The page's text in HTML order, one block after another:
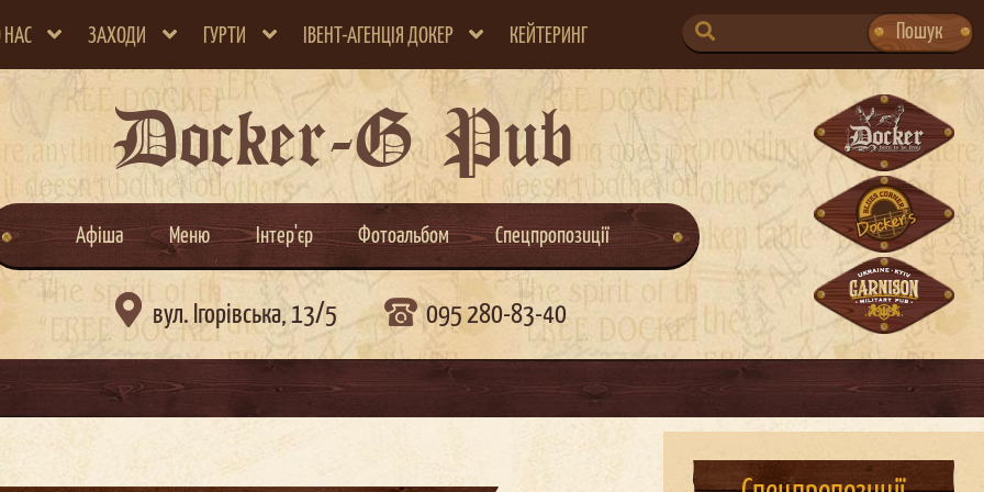
НАС ЗАХОДИ ГУРТИ ІВЕНТ-АГЕНЦІЯ ДОКЕР КЕЙТЕРИНГ
SEARCH
FOR:
Пошук
Docker-G Pub
Афіша Меню Інтер'єр Фотоальбом Спецпропозиції
 вул. Ігорівська, 13/5 095 280-83-40